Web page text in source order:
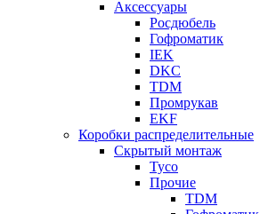
Аксессуары
Росдюбель
Гофроматик
IEK
DKC
TDM
Промрукав
EKF
Коробки распределительные
Скрытый монтаж
Tyco
Прочие
TDM